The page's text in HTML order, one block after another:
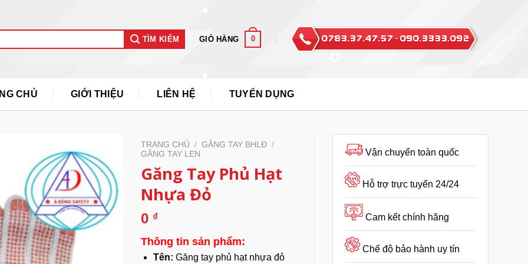
TÌM KIẾM GIỎ HÀNG 0
CHỦ GIỚI THIỆU LIÊN HỆ TUYỂN DỤNG
TRANG CHỦ / GĂNG TAY BHLĐ /
GĂNG TAY LEN
Găng Tay Phủ Hạt
Nhựa Đỏ
0 ₫
Thông tin sản phẩm:
Tên: Găng tay phủ hạt nhựa đỏ
Vận chuyển toàn quốc
Hỗ trợ trực tuyến 24/24
Cam kết chính hãng
Chế độ bảo hành uy tín